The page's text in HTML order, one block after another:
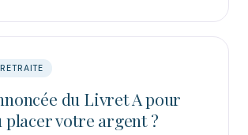
du Livret A pour
placer votre argent ?